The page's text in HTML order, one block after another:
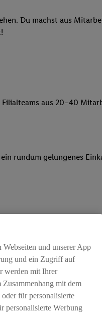
Du machst aus
aus 20–40
rundum gelungenes
Position
Webseiten und unserer App
und ein Zugriff auf
werden mit Ihrer
mit dem
für personalisierte
personalisierte Werbung